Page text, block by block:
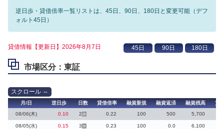
逆日歩・貸借倍率一覧リストは、45日、90日、180日と変更可能（デフ
ォルト45日）
貸借情報【更新日】2026年8月7日
市場区分：東証
月/日 逆日歩 日数 貸借倍率 融資新規 融資返済 融資残高
貸
08/06(木)
0.10 2 停 0.22 100 500 5,700
08/05(水) 0.15 3 停 0.23 100 0.0 6,100